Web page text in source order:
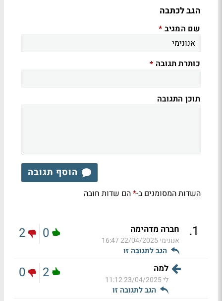
הגב לכתבה
שם המגיב *
כותרת תגובה *
תוכן התגובה
הוסף תגובה
השדות המסומנים ב-*הם שדות חובה
1
. חברה מדהימה
אנונימי22/04/2025 16:47
הגב לתגובה זו
0
2
למה
לי23/04/2025 11:12
הגב לתגובה זו
2
0